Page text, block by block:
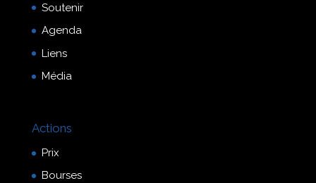
Soutenir
Agenda
Liens
Média
Actions
Prix
Bourses